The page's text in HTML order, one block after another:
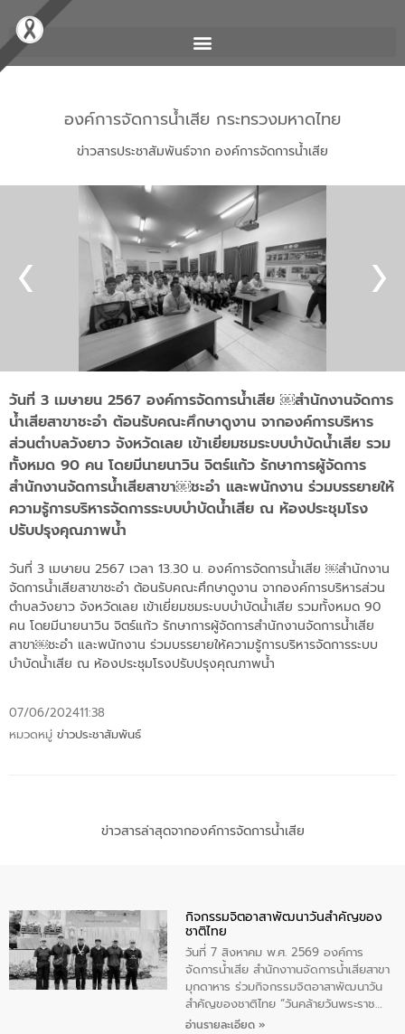
องค์การจัดการน้ำเสีย กระทรวงมหาดไทย
ข่าวสารประชาสัมพันธ์จาก องค์การจัดการน้ำเสีย
วันที่ 3 เมษายน 2567 องค์การจัดการน้ำเสีย ￼สำนักงานจัดการ
น้ำเสียสาขาชะอำ ต้อนรับคณะศึกษาดูงาน จากองค์การบริหาร
ส่วนตำบลวังยาว จังหวัดเลย เข้าเยี่ยมชมระบบบำบัดน้ำเสีย รวม
ทั้งหมด 90 คน โดยมีนายนาวิน จิตร์แก้ว รักษาการผู้จัดการ
สำนักงานจัดการน้ำเสียสาขา￼ชะอำ และพนักงาน ร่วมบรรยายให้
ความรู้การบริหารจัดการระบบบำบัดน้ำเสีย ณ ห้องประชุมโรง
ปรับปรุงคุณภาพน้ำ
วันที่ 3 เมษายน 2567 เวลา 13.30 น. องค์การจัดการน้ำเสีย ￼สำนักงาน
จัดการน้ำเสียสาขาชะอำ ต้อนรับคณะศึกษาดูงาน จากองค์การบริหารส่วน
ตำบลวังยาว จังหวัดเลย เข้าเยี่ยมชมระบบบำบัดน้ำเสีย รวมทั้งหมด 90
คน โดยมีนายนาวิน จิตร์แก้ว รักษาการผู้จัดการสำนักงานจัดการน้ำเสีย
สาขา￼ชะอำ และพนักงาน ร่วมบรรยายให้ความรู้การบริหารจัดการระบบ
บำบัดน้ำเสีย ณ ห้องประชุมโรงปรับปรุงคุณภาพน้ำ
07/06/202411:38
หมวดหมู่ ข่าวประชาสัมพันธ์
ข่าวสารล่าสุดจากองค์การจัดการน้ำเสีย
กิจกรรมจิตอาสาพัฒนาวันสําคัญของ
ชาติไทย
วันที่ 7 สิงหาคม พ.ศ. 2569 องค์การ
จัดการน้ำเสีย สำนักงาานจัดการน้ำเสียสาขา
มุกดาหาร ร่วมกิจกรรมจิตอาสาพัฒนาวัน
สําคัญของชาติไทย “วันคล้ายวันพระราช
สมภพ สมเด็จพระนางเจ้าสิริกิติ์พระบรม
อ่านรายละเอียด »